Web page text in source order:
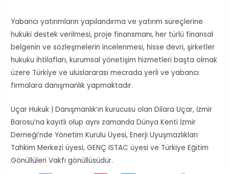
Yabancı yatırımların yapılandırma ve yatırım süreçlerine
hukuki destek verilmesi, proje finansmanı, her türlü finansal
belgenin ve sözleşmelerin incelenmesi, hisse devri, şirketler
hukuku ihtilafları, kurumsal yönetişim hizmetleri başta olmak
üzere Türkiye ve uluslararası mecrada yerli ve yabancı
firmalara danışmanlık yapmaktadır.
Uçar Hukuk | Danışmanlık’ın kurucusu olan Dilara Uçar, İzmir
Barosu’na kayıtlı olup aynı zamanda Dünya Kenti İzmir
Derneği’nde Yönetim Kurulu Üyesi, Enerji Uyuşmazlıkları
Tahkim Merkezi üyesi, GENÇ ISTAC üyesi ve Türkiye Eğitim
Gönüllüleri Vakfı gönüllüsüdür.